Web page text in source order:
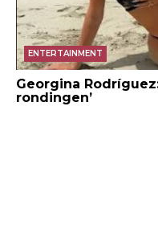
ENTERTAINMENT
Georgina
rondingen’